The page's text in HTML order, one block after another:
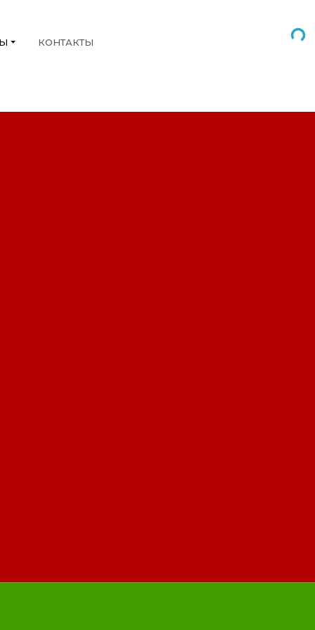
КОНТАКТЫ